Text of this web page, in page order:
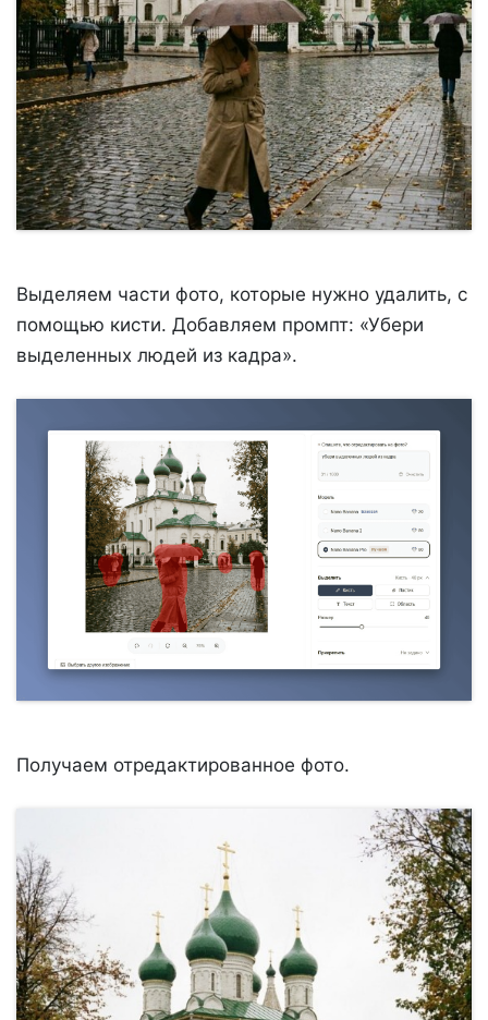
Выделяем части фото, которые нужно удалить, с
помощью кисти. Добавляем промпт: «Убери
выделенных людей из кадра».
Получаем отредактированное фото.